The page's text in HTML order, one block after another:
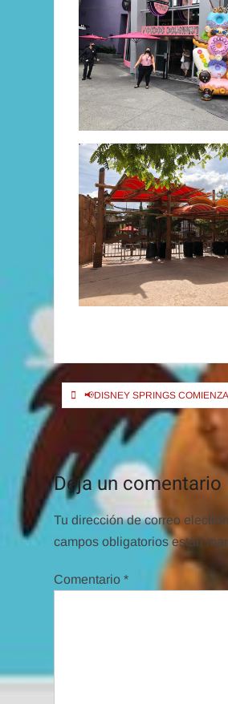
Navegación
de
entradas
📢DISNEY SPRINGS
Deja un comentario
Tu dirección de correo
campos obligatorios están
Comentario*